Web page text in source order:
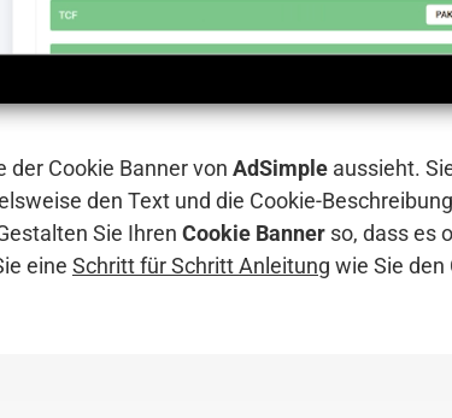
der Cookie Banner von AdSimple aussieht.
den Text und die Cookie-
Sie Ihren Cookie Banner so, dass es
eine Schritt für Schritt Anleitung wie Sie den